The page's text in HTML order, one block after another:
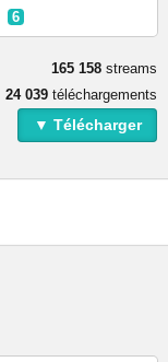
6
165 158 streams
24 039 téléchargements
▼ Télécharger